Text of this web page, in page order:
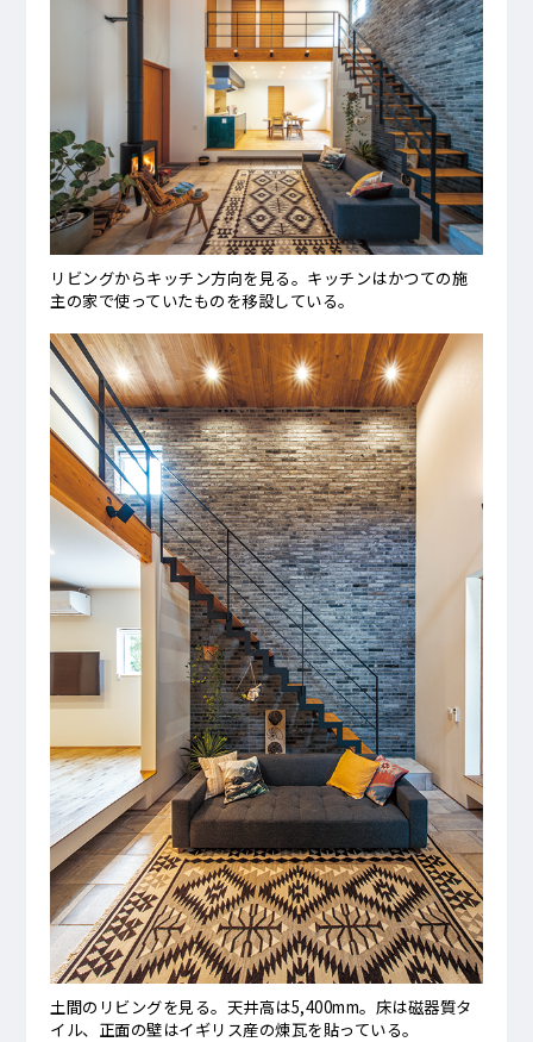
リビングからキッチン方向を見る。キッチンはかつての施
主の家で使っていたものを移設している。
土間のリビングを見る。天井高は5,400mm。床は磁器質タ
イル、正面の壁はイギリス産の煉瓦を貼っている。